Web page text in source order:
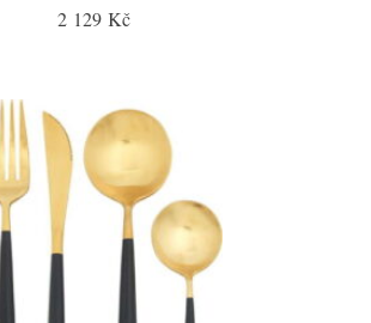
2 129 Kč